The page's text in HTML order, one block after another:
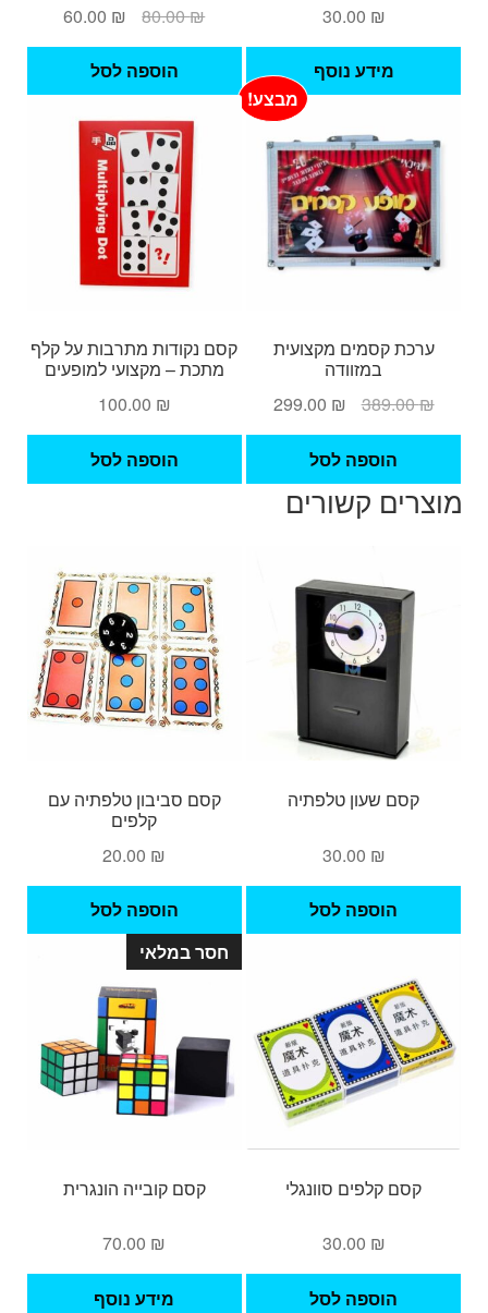
30.00 ₪
מידע נוסף
80.00₪
המחיר
המקורי
היה:
80.00 ₪.
60.00 ₪
המחיר
הנוכחי
60.00 ₪.
הוספה לסל
ערכת קסמים מקצועית
במזוודה
מבצע!
389.00₪
המחיר
המקורי
היה:
389.00 ₪.
299.00 ₪
המחיר
הנוכחי
299.00 ₪.
הוספה לסל
קסם נקודות מתרבות על קלף
מתכת – מקצועי למופעים
100.00 ₪
הוספה לסל
מוצרים קשורים
קסם שעון טלפתיה
30.00 ₪
הוספה לסל
קסם סביבון טלפתיה עם
קלפים
20.00 ₪
הוספה לסל
קסם קלפים סוונגלי
30.00 ₪
הוספה לסל
חסר במלאי
קסם קובייה הונגרית
70.00 ₪
מידע נוסף